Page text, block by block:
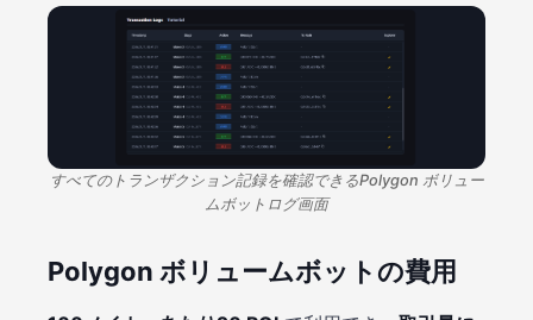
すべてのトランザクション記録を確認できるPolygon ボリュー
ムボットログ画面
Polygon ボリュームボットの費用